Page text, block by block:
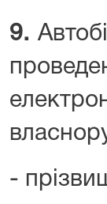
9.
-